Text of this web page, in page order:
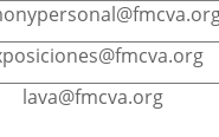
lava@fmcva.org